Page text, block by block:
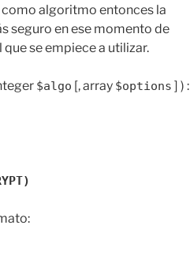
como algoritmo entonces la
seguro en ese momento de
se empiece a utilizar.
$algo [, array $options ] ) :